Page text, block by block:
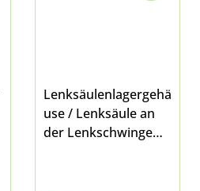
Lenksäulenlagergehä
use / Lenksäule an
der Lenkschwinge